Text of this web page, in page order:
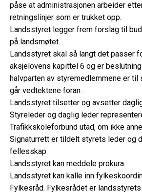
påse at administrasjonen arbeider
retningslinjer som er trukket opp.
Landsstyret legger frem forslag til
på landsmøtet.
Landsstyret skal så langt det passer
aksjelovens kapittel 6 og er
halvparten av styremedlemmene er
går vedtektene foran.
Landsstyret tilsetter og avsetter
Styreleder og daglig leder
Trafikkskoleforbund utad, om ikke
Signaturrett er tildelt styrets leder og
fellesskap.
Landsstyret kan meddele prokura.
Landsstyret kan kalle inn
Fylkesråd. Fylkesrådet er